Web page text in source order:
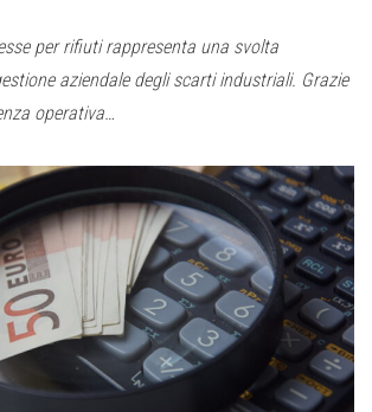
per rifiuti rappresenta una svolta
aziendale degli scarti industriali. Grazie
operativa…